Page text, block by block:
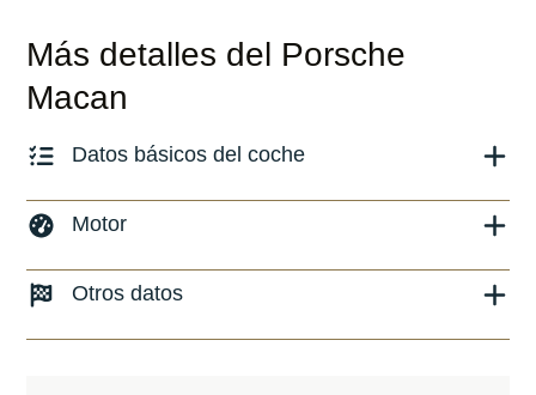
Más detalles del Porsche
Macan
Datos básicos del coche
Marca y modelo:
Fecha de matriculación:
Kilómetros:20330KM
Motor
Combustible: Gasolina
Otros datos